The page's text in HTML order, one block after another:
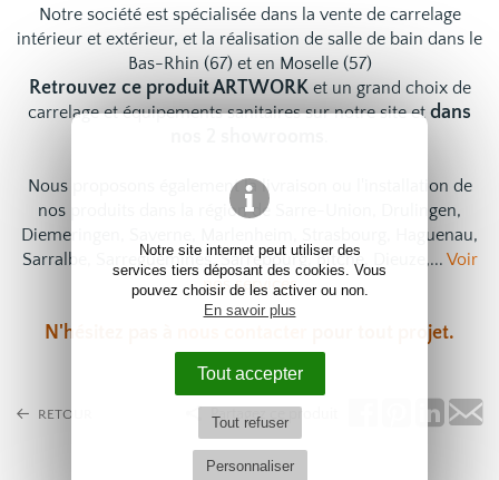
Notre site internet peut utiliser des
services tiers déposant des cookies. Vous
pouvez choisir de les activer ou non.
En savoir plus
Tout accepter
Tout refuser
Personnaliser
Notre société est spécialisée dans la vente de carrelage
intérieur et extérieur, et la réalisation de salle de bain dans le
Bas-Rhin (67) et en Moselle (57)
Retrouvez ce produit ARTWORKet un grand choix de
carrelageetéquipements sanitairessur notre site et dans
Nous proposons également la livraison ou l'installation de
nos produits dans la région de Sarre-Union, Drulingen,
Diemeringen, Saverne, Marlenheim, Strasbourg, Haguenau,
Sarralbe, Sarreguemines, Sarrebourg, Bitche, Dieuze,... Voir
nos services
N'hésitez pas à pour tout projet.
RETOUR Partagez ce produit